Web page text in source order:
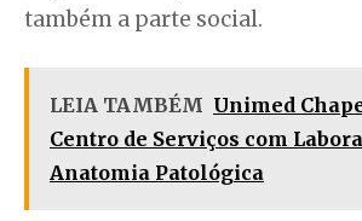
também a parte social.
LEIA TAMBÉM Unimed
Centro de Serviços com
Anatomia Patológica